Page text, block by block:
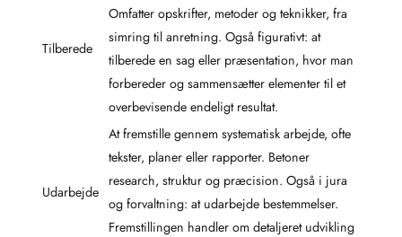
Tilberede
Omfatter opskrifter, metoder og teknikker, fra
simring til anretning. Også figurativt: at
tilberede en sag eller præsentation, hvor man
forbereder og sammensætter elementer til et
overbevisende endeligt resultat.
Udarbejde
At fremstille gennem systematisk arbejde, ofte
tekster, planer eller rapporter. Betoner
research, struktur og præcision. Også i jura
og forvaltning: at udarbejde bestemmelser.
Fremstillingen handler om detaljeret udvikling